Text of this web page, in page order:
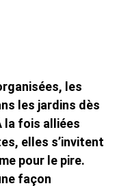
les
les jardins dès
la fois alliées
elles s’invitent
pour le pire.
façon